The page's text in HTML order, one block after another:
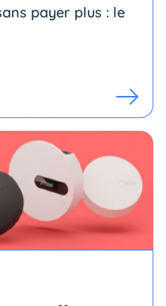
payer plus : le